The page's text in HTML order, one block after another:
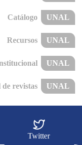
Catálogo UNAL
Recursos UNAL
UNAL
revistas UNAL
Twitter